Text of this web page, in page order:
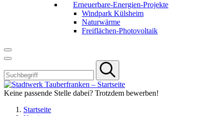
Erneuerbare-Energien-Projekte
Windpark Külsheim
Naturwärme
Freiflächen-Photovoltaik
Keine passende Stelle dabei? Trotzdem bewerben!
Startseite